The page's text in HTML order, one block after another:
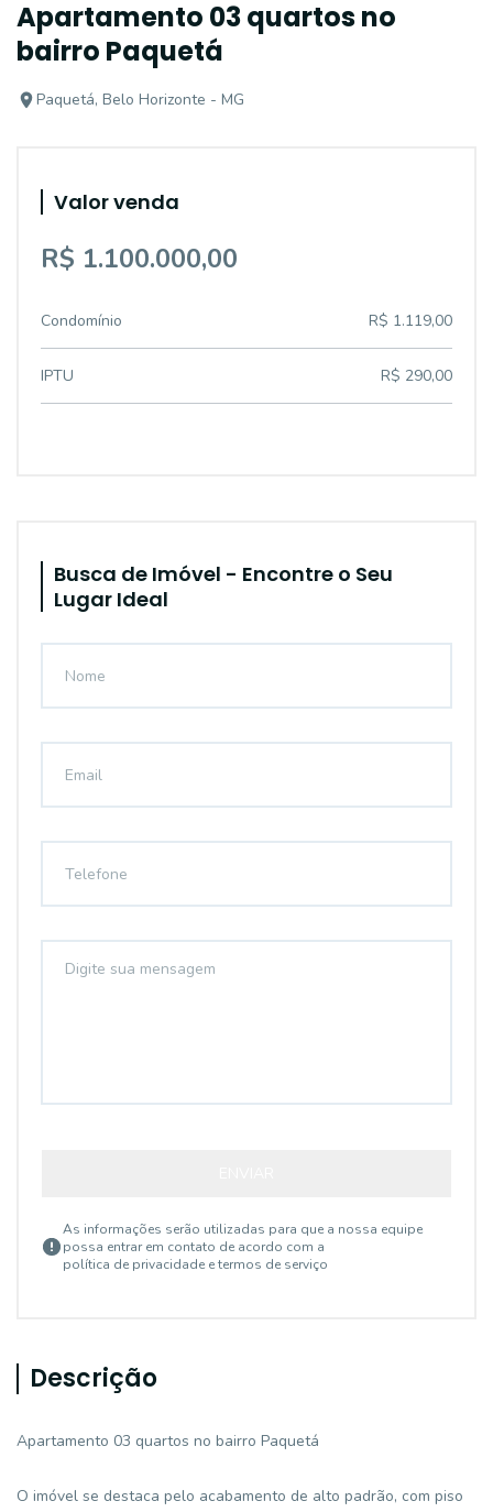
Apartamento 03 quartos no
bairro Paquetá
Paquetá, Belo Horizonte - MG
Valor venda
R$ 1.100.000,00
Condomínio R$ 1.119,00
IPTU R$ 290,00
Busca de Imóvel - Encontre o Seu
Lugar Ideal
As informações serão utilizadas para que a nossa equipe
possa entrar em contato de acordo com a
política de privacidade e termos de serviço
Descrição
Apartamento 03 quartos no bairro Paquetá
O imóvel se destaca pelo acabamento de alto padrão, com piso